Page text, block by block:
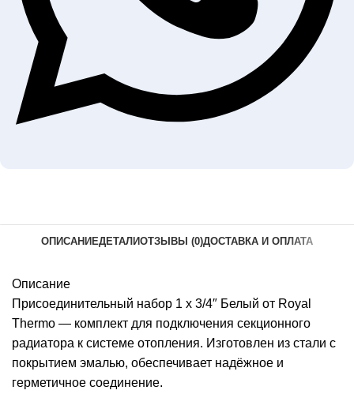
ОПИСАНИЕДЕТАЛИОТЗЫВЫ (0)ДОСТАВКА И ОПЛАТА
Описание
Присоединительный набор 1 х 3/4″ Белый от Royal
Thermo — комплект для подключения секционного
радиатора к системе отопления. Изготовлен из стали с
покрытием эмалью, обеспечивает надёжное и
герметичное соединение.